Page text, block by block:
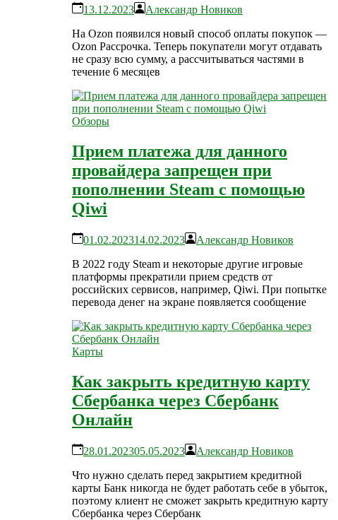
13.12.2023
Александр Новиков
На Ozon появился новый способ оплаты покупок —
Ozon Рассрочка. Теперь покупатели могут отдавать
не сразу всю сумму, а рассчитываться частями в
течение 6 месяцев
Обзоры
Прием платежа для данного
провайдера запрещен при
пополнении Steam с помощью
Qiwi
01.02.202314.02.2023
Александр Новиков
В 2022 году Steam и некоторые другие игровые
платформы прекратили прием средств от
российских сервисов, например, Qiwi. При попытке
перевода денег на экране появляется сообщение
Карты
Как закрыть кредитную карту
Сбербанка через Сбербанк
Онлайн
28.01.202305.05.2023
Александр Новиков
Что нужно сделать перед закрытием кредитной
карты Банк никогда не будет работать себе в убыток,
поэтому клиент не сможет закрыть кредитную карту
Сбербанка через Сбербанк